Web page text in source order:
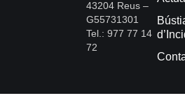
43204 Reus –
G55731301
Tel.: 977 77 14
72